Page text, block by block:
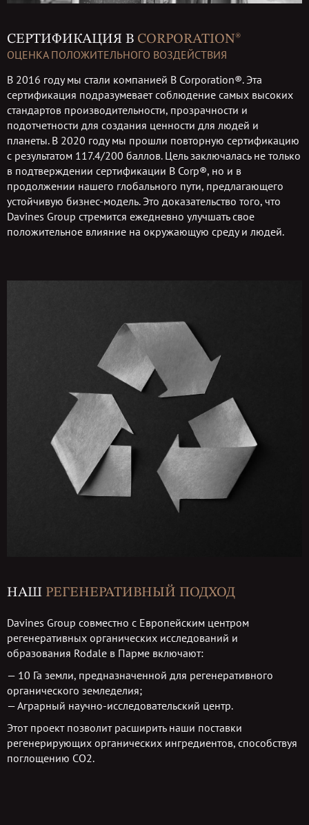
СЕРТИФИКАЦИЯ B CORPORATION®
ОЦЕНКА ПОЛОЖИТЕЛЬНОГО ВОЗДЕЙСТВИЯ
В 2016 году мы стали компанией B Corporation®. Эта
сертификация подразумевает соблюдение самых высоких
стандартов производительности, прозрачности и
подотчетности для создания ценности для людей и
планеты. В 2020 году мы прошли повторную сертификацию
с результатом 117.4/200 баллов. Цель заключалась не только
в подтверждении сертификации B Corp®, но и в
продолжении нашего глобального пути, предлагающего
устойчивую бизнес-модель. Это доказательство того, что
Davines Group стремится ежедневно улучшать свое
положительное влияние на окружающую среду и людей.
НАШ РЕГЕНЕРАТИВНЫЙ ПОДХОД
Davines Group совместно с Европейским центром
регенеративных органических исследований и
образования Rodale в Парме включают:
— 10 Га земли, предназначенной для регенеративного
органического земледелия;
— Аграрный научно-исследовательский центр.
Этот проект позволит расширить наши поставки
регенерирующих органических ингредиентов, способствуя
поглощению СО2.